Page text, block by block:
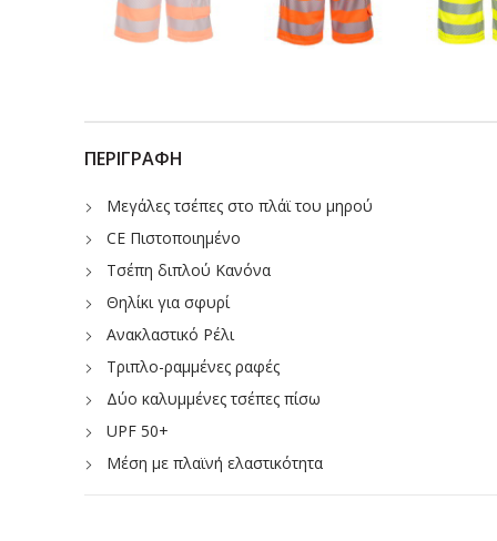
ΠΕΡΙΓΡΑΦΉ
Μεγάλες τσέπες στο πλάϊ του μηρού
CE Πιστοποιημένο
Τσέπη διπλού Κανόνα
Θηλίκι για σφυρί
Ανακλαστικό Ρέλι
Τριπλο-ραμμένες ραφές
Δύο καλυμμένες τσέπες πίσω
UPF 50+
Μέση με πλαϊνή ελαστικότητα